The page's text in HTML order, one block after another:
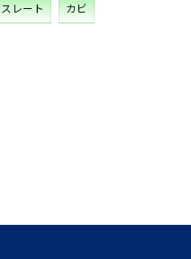
スレート カビ